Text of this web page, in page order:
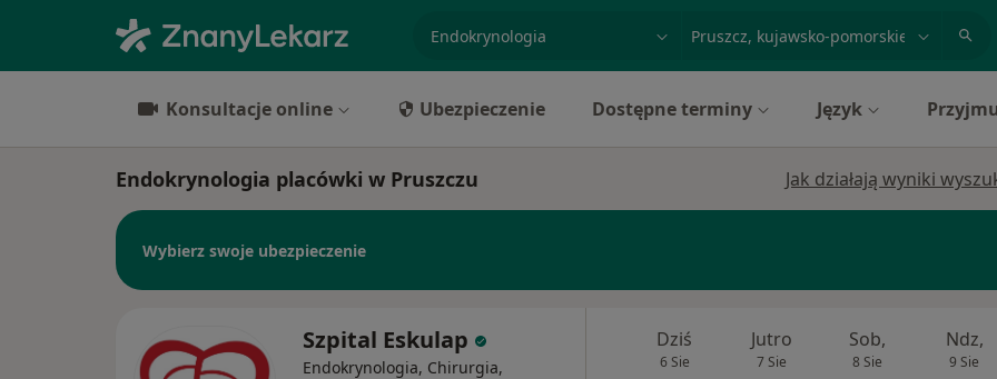
Konsultacje online Ubezpieczenie Dostępne terminy Język
Endokrynologia placówki w Pruszczu Jak działają wyniki
Wybierz swoje ubezpieczenie
Szpital Eskulap
Endokrynologia, Chirurgia,
Dziś
6 Sie
Jutro
7 Sie
Sob,
8 Sie
Ndz,
9 Sie